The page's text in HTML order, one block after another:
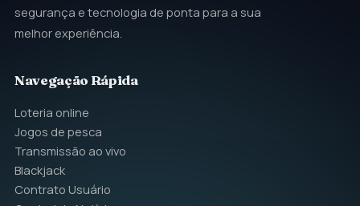
segurança e tecnologia de ponta para a sua
melhor experiência.
Navegação Rápida
Loteria online
Jogos de pesca
Transmissão ao vivo
Blackjack
Contrato Usuário